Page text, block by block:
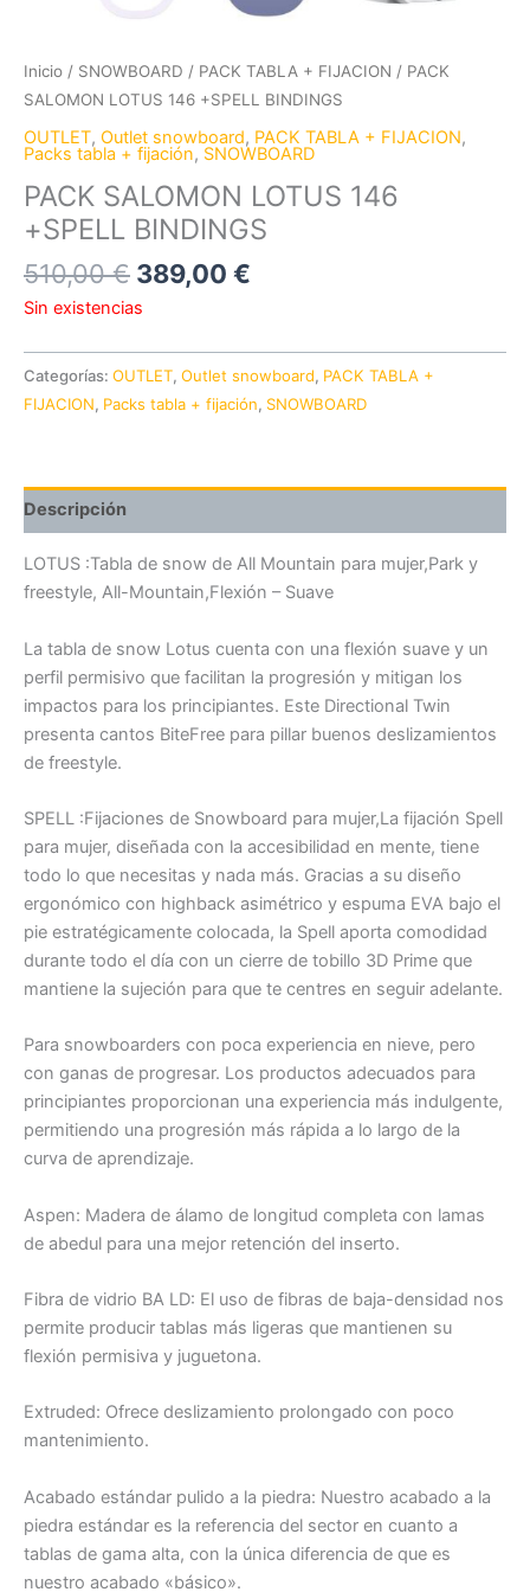
Inicio / SNOWBOARD / PACK TABLA + FIJACION / PACK
SALOMON LOTUS 146 +SPELL BINDINGS
OUTLET, Outlet snowboard, PACK TABLA + FIJACION,
Packs tabla + fijación, SNOWBOARD
PACK SALOMON LOTUS 146
+SPELL BINDINGS
510,00€ 389,00 €
Sin existencias
Categorías: OUTLET, Outlet snowboard, PACK TABLA +
FIJACION, Packs tabla + fijación, SNOWBOARD
Descripción
LOTUS :Tabla de snow de All Mountain para mujer,Park y
freestyle, All-Mountain,Flexión – Suave
La tabla de snow Lotus cuenta con una flexión suave y un
perfil permisivo que facilitan la progresión y mitigan los
impactos para los principiantes. Este Directional Twin
presenta cantos BiteFree para pillar buenos deslizamientos
de freestyle.
SPELL :Fijaciones de Snowboard para mujer,La fijación Spell
para mujer, diseñada con la accesibilidad en mente, tiene
todo lo que necesitas y nada más. Gracias a su diseño
ergonómico con highback asimétrico y espuma EVA bajo el
pie estratégicamente colocada, la Spell aporta comodidad
durante todo el día con un cierre de tobillo 3D Prime que
mantiene la sujeción para que te centres en seguir adelante.
Para snowboarders con poca experiencia en nieve, pero
con ganas de progresar. Los productos adecuados para
principiantes proporcionan una experiencia más indulgente,
permitiendo una progresión más rápida a lo largo de la
curva de aprendizaje.
Aspen: Madera de álamo de longitud completa con lamas
de abedul para una mejor retención del inserto.
Fibra de vidrio BA LD: El uso de fibras de baja-densidad nos
permite producir tablas más ligeras que mantienen su
flexión permisiva y juguetona.
Extruded: Ofrece deslizamiento prolongado con poco
mantenimiento.
Acabado estándar pulido a la piedra: Nuestro acabado a la
piedra estándar es la referencia del sector en cuanto a
tablas de gama alta, con la única diferencia de que es
nuestro acabado «básico».